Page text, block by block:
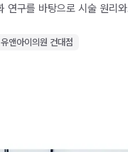
연구를 바탕으로 시술 원리와
유앤아이의원 건대점